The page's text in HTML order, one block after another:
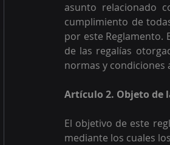
asunto relacionado
cumplimiento de
por este Reglamento.
de las regalías
normas y condiciones
Artículo 2. Objeto de
El objetivo de este
mediante los cuales